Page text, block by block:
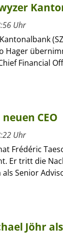
Uhr
Hager
Financial
CEO
Uhr
Frédéric
Er tritt die
Senior
Jöhr